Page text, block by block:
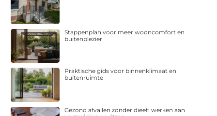
Stappenplan voor meer wooncomfort en
buitenplezier
Praktische gids voor binnenklimaat en
buitenruimte
Gezond afvallen zonder dieet: werken aan